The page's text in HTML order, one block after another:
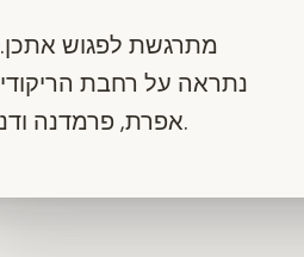
מתרגשת לפגוש
נתראה על רחבת
אפרת, פרמדנה ודנה.